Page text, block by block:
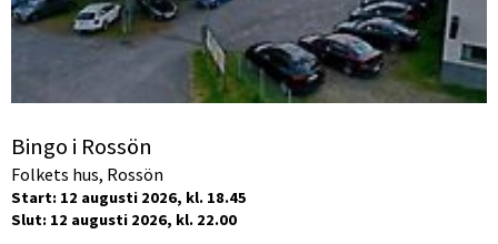
Bingo i Rossön
Folkets hus, Rossön
Start: 12 augusti 2026, kl. 18.45
Slut: 12 augusti 2026, kl. 22.00